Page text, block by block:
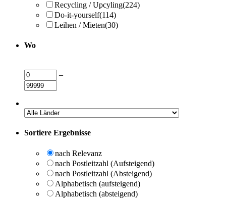
Recycling / Upcyling(224)
Do-it-yourself(114)
Leihen / Mieten(30)
Wo
–
Sortiere Ergebnisse
nach Relevanz
nach Postleitzahl (Aufsteigend)
nach Postleitzahl (Absteigend)
Alphabetisch (aufsteigend)
Alphabetisch (absteigend)